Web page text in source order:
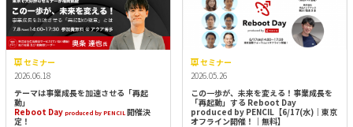
セミナー
2026.06.18
テーマは事業成長を加速させる「再起
動」
Reboot Dayproduced by PENCIL 開催決
定！
セミナー
2026.05.26
この一歩が、未来を変える！事業成長を
「再起動」する Reboot Day
produced by PENCIL【6/17(水)｜東京
オフライン開催！｜無料】